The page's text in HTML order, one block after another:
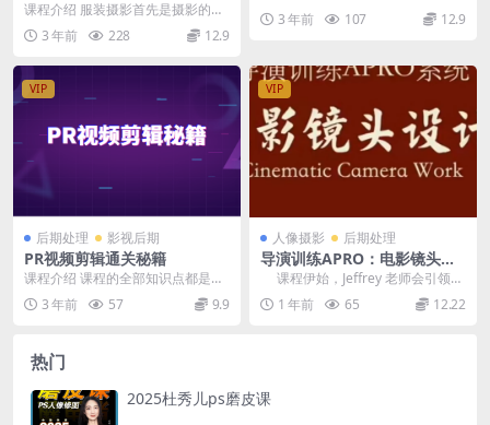
课程介绍 服装摄影首先是摄影的一
个门类，服装摄影是属于实用商业
的范畴。从现代传播...
3 年前 228 12.9
3 年前 107 12.9
VIP
后期处理 影视后期
PR视频剪辑通关秘籍
课程介绍 课程的全部知识点都是结
合实际案例讲解，学一集就能掌握
一种类型的剪辑。把...
3 年前 57 9.9
VIP
人像摄影 后期处理
导演训练APRO：电影镜头设
计训练Jeffey辐射星球学院
课程伊始，Jeffrey 老师会引领学
员们深入探究镜头设计的理论根
基。...1 年前 65 12.22
热门
2025杜秀儿ps磨皮课